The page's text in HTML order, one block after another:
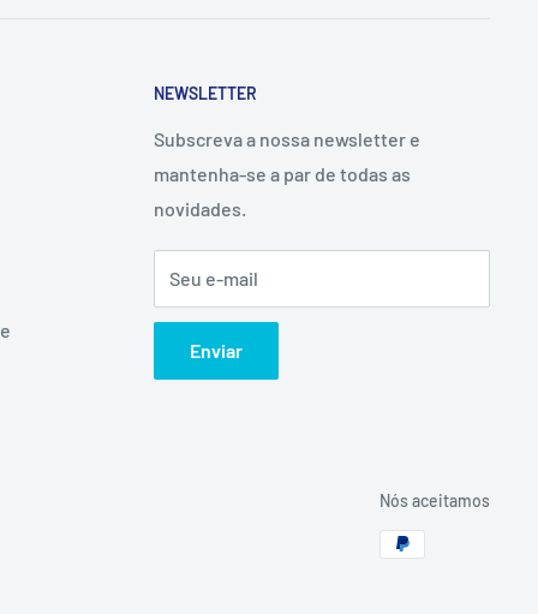
NEWSLETTER
Subscreva a nossa newsletter e
mantenha-se a par de todas as
novidades.
Seu e-mail
Enviar
Nós aceitamos